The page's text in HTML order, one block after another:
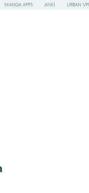
MANGA APPS ANKI URBAN